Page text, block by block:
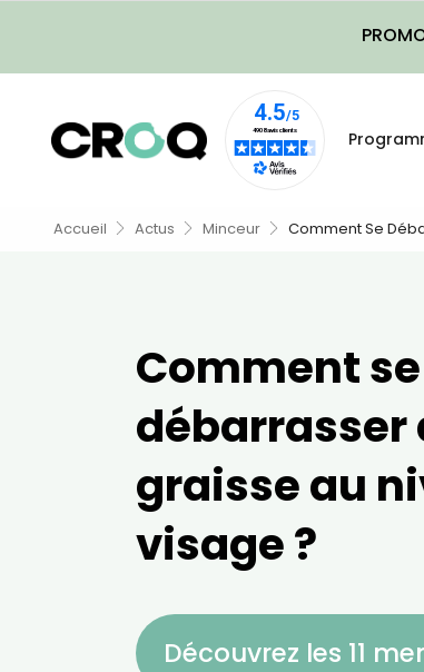
Accueil Actus Minceur Comment Se
Comment se
débarrasser
graisse au
visage ?
Découvrez les 11